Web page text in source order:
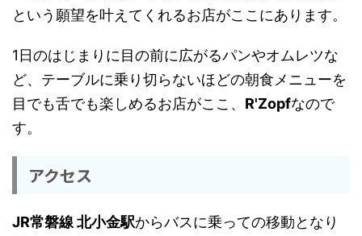
という願望を叶えてくれるお店がここにあります。
1日のはじまりに目の前に広がるパンやオムレツな
ど、テーブルに乗り切らないほどの朝食メニューを
目でも舌でも楽しめるお店がここ、 R'Zopfなので
す。
アクセス
JR常磐線 北小金駅からバスに乗っての移動となり